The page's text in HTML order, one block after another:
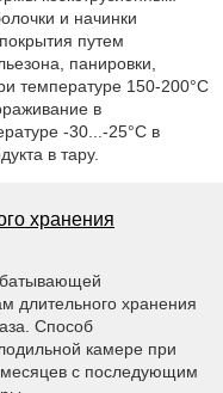
и начинки
путем
панировки,
температуре 150-200°С
в
-30...-25°С в
в тару.
хранения
длительного хранения
Способ
камере при
месяцев с последующим